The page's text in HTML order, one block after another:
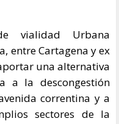
vialidad Urbana
entre Cartagena y ex
una alternativa
a la descongestión
correntina y a
sectores de la